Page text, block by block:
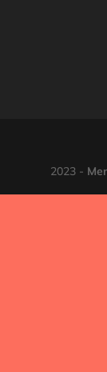
2023 -